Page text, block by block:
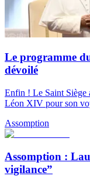
Le programme
dévoilé
Enfin ! Le Saint Siège
Léon XIV pour son
Assomption
Assomption :
vigilance”